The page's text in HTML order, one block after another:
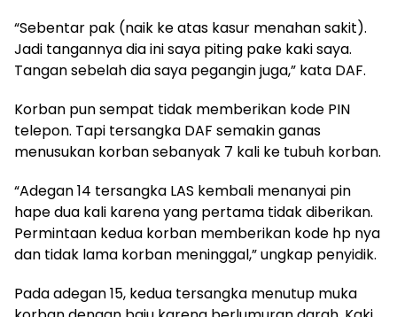
“Sebentar pak (naik ke atas kasur menahan sakit).
Jadi tangannya dia ini saya piting pake kaki saya.
Tangan sebelah dia saya pegangin juga,” kata DAF.
Korban pun sempat tidak memberikan kode PIN
telepon. Tapi tersangka DAF semakin ganas
menusukan korban sebanyak 7 kali ke tubuh korban.
“Adegan 14 tersangka LAS kembali menanyai pin
hape dua kali karena yang pertama tidak diberikan.
Permintaan kedua korban memberikan kode hp nya
dan tidak lama korban meninggal,” ungkap penyidik.
Pada adegan 15, kedua tersangka menutup muka